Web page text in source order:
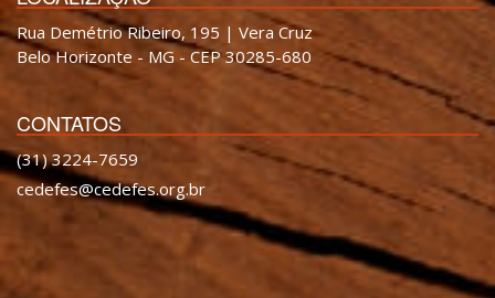
Rua Demétrio Ribeiro, 195 | Vera Cruz
Belo Horizonte - MG - CEP 30285-680
CONTATOS
(31) 3224-7659
cedefes@cedefes.org.br